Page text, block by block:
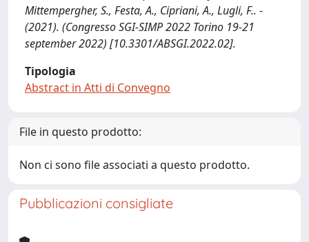
Mittempergher, S., Festa, A., Cipriani, A., Lugli, F.. -
(2021). (Congresso SGI-SIMP 2022 Torino 19-21
september 2022) [10.3301/ABSGI.2022.02].
Tipologia
Abstract in Atti di Convegno
File in questo prodotto:
Non ci sono file associati a questo prodotto.
Pubblicazioni consigliate